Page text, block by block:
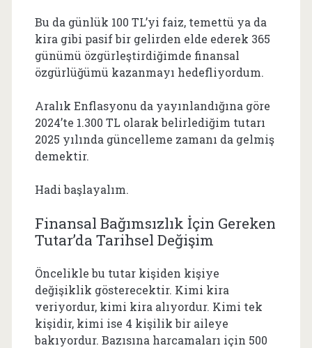
Bu da günlük 100 TL’yi faiz, temettü ya da
kira gibi pasif bir gelirden elde ederek 365
günümü özgürleştirdiğimde finansal
özgürlüğümü kazanmayı hedefliyordum.
Aralık Enflasyonu da yayınlandığına göre
2024’te 1.300 TL olarak belirlediğim tutarı
2025 yılında güncelleme zamanı da gelmiş
demektir.
Hadi başlayalım.
Finansal Bağımsızlık İçin Gereken
Tutar’da Tarihsel Değişim
Öncelikle bu tutar kişiden kişiye
değişiklik gösterecektir. Kimi kira
veriyordur, kimi kira alıyordur. Kimi tek
kişidir, kimi ise 4 kişilik bir aileye
bakıyordur. Bazısına harcamaları için 500